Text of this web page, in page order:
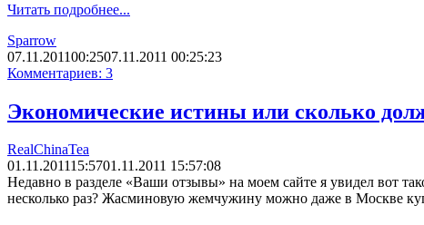
Читать подробнее...
Sparrow
07.11.201100:2507.11.2011 00:25:23
Комментариев: 3
Экономические истины или сколько
RealChinaTea
01.11.201115:5701.11.2011 15:57:08
Недавно в разделе «Ваши отзывы» на моем сайте я увидел вот
несколько раз? Жасминовую жемчужину можно даже в Москве